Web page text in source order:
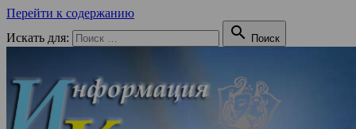
Перейти к содержанию
Искать для:
 Поиск